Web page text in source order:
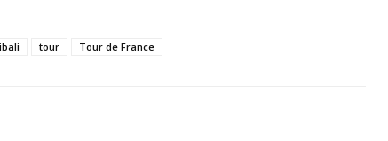
tour Tour de France